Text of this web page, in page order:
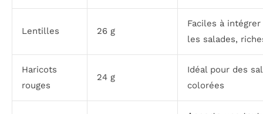
Lentilles 26 g
Faciles à intégrer
les salades,
Haricots
rouges
24 g
Idéal pour des
colorées